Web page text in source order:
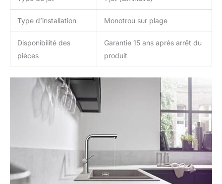
Type d’installation Monotrou sur plage
Disponibilité des
pièces
Garantie 15 ans après arrêt du
produit